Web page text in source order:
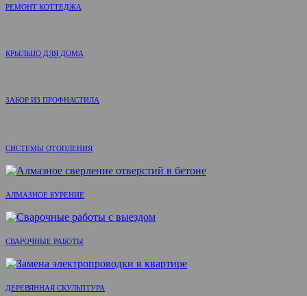
РЕМОНТ КОТТЕДЖА
КРЫЛЬЦО ДЛЯ ДОМА
ЗАБОР ИЗ ПРОФНАСТИЛА
СИСТЕМЫ ОТОПЛЕНИЯ
АЛМАЗНОЕ БУРЕНИЕ
СВАРОЧНЫЕ РАБОТЫ
ДЕРЕВЯННАЯ СКУЛЬПТУРА